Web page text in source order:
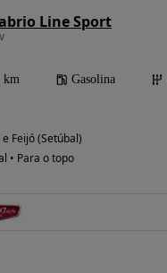
Line Sport
km Gasolina
Feijó (Setúbal)
• Para o topo